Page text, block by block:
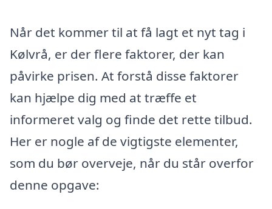
Når det kommer til at få lagt et nyt tag i
Kølvrå, er der flere faktorer, der kan
påvirke prisen. At forstå disse faktorer
kan hjælpe dig med at træffe et
informeret valg og finde det rette tilbud.
Her er nogle af de vigtigste elementer,
som du bør overveje, når du står overfor
denne opgave: